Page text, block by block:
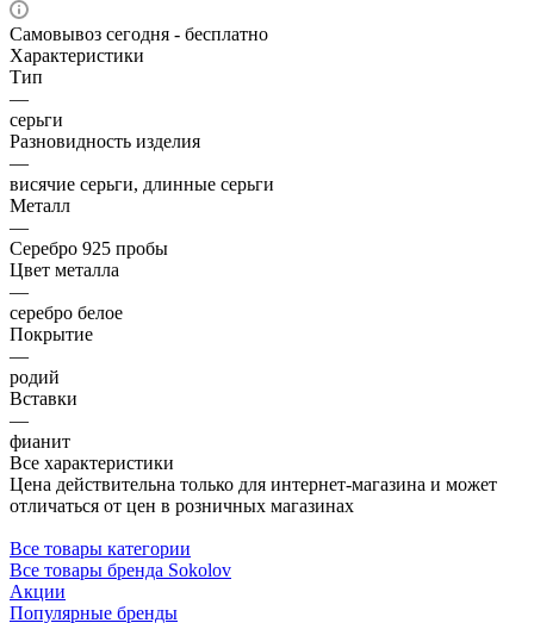
Самовывоз сегодня - бесплатно
Характеристики
Тип
—
серьги
Разновидность изделия
—
висячие серьги, длинные серьги
Металл
—
Серебро 925 пробы
Цвет металла
—
серебро белое
Покрытие
—
родий
Вставки
—
фианит
Все характеристики
Цена действительна только для интернет-магазина и может
отличаться от цен в розничных магазинах
Все товары категории
Все товары бренда Sokolov
Акции
Популярные бренды